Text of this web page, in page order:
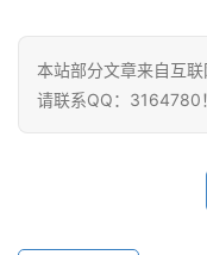
本站部分文章来自互
请联系QQ：3164780！